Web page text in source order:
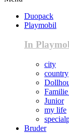
Duopack
Playmobil
In
city
country
Junior
my life
Bruder